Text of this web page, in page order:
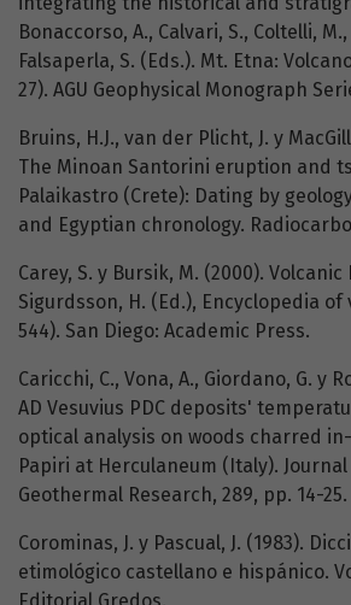
Bonaccorso, A., Calvari, S., Coltelli,
Falsaperla, S. (Eds.). Mt. Etna:
27). AGU Geophysical Monograph
Bruins, H.J., van der Plicht, J. y
The Minoan Santorini eruption and
Palaikastro (Crete): Dating by
and Egyptian chronology.
Carey, S. y Bursik, M. (2000). Volcanic
Sigurdsson, H. (Ed.), Encyclopedia of
544). San Diego: Academic Press.
Caricchi, C., Vona, A., Giordano, G. y
AD Vesuvius PDC deposits'
optical analysis on woods charred
Papiri at Herculaneum (Italy).
Geothermal Research, 289, pp. 14-25.
Corominas, J. y Pascual, J. (1983).
etimológico castellano e hispánico.